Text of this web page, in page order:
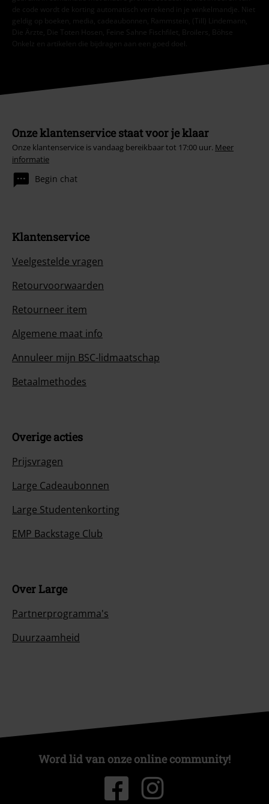
de code wordt de korting automatisch verrekend in je winkelmandje. Niet
geldig op boeken, media, cadeaubonnen, Rammstein, (Till) Lindemann,
Die Ärzte, Die Toten Hosen, Feine Sahne Fischfilet, Broilers, Böhse
Onkelz en artikelen die bijdragen aan een goed doel.
Onze klantenservice staat voor je klaar
Onze klantenservice is vandaag bereikbaar tot 17:00 uur. Meer
informatie
Begin chat
Klantenservice
Veelgestelde vragen
Retourvoorwaarden
Retourneer item
Algemene maat info
Annuleer mijn BSC-lidmaatschap
Betaalmethodes
Overige acties
Prijsvragen
Large Cadeaubonnen
Large Studentenkorting
EMP Backstage Club
Over Large
Partnerprogramma's
Duurzaamheid
Word lid van onze online community!